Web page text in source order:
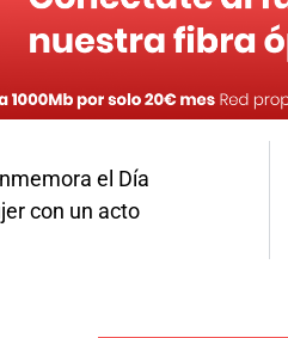
el Día
con un acto